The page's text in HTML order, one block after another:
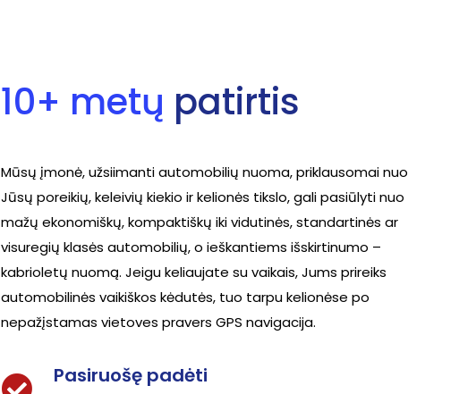
10+ metų patirtis
Mūsų įmonė, užsiimanti automobilių nuoma, priklausomai nuo
Jūsų poreikių, keleivių kiekio ir kelionės tikslo, gali pasiūlyti nuo
mažų ekonomiškų, kompaktiškų iki vidutinės, standartinės ar
visuregių klasės automobilių, o ieškantiems išskirtinumo –
kabrioletų nuomą. Jeigu keliaujate su vaikais, Jums prireiks
automobilinės vaikiškos kėdutės, tuo tarpu kelionėse po
nepažįstamas vietoves pravers GPS navigacija.
Pasiruošę padėti